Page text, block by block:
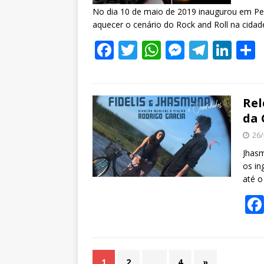
No dia 10 de maio de 2019 inaugurou em
aquecer o cenário do Rock and Roll na
F
ac
b
o
o
k
T
w
er
W
h
s
A
p
p
M
e
e
n
g
er
T
el
gr
a
m
Li
n
dI
n
da
os
até
1 2 4 »